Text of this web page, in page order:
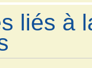
liés à